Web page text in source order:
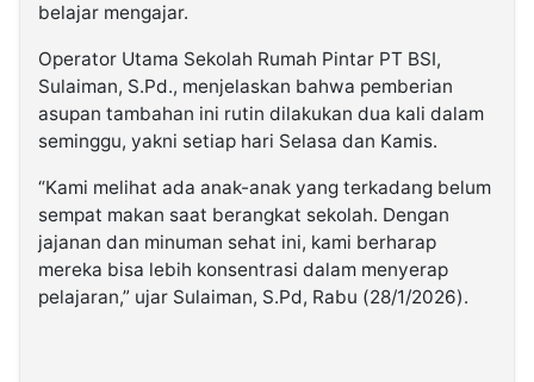
belajar mengajar.
Operator Utama Sekolah Rumah Pintar PT BSI,
Sulaiman, S.Pd., menjelaskan bahwa pemberian
asupan tambahan ini rutin dilakukan dua kali dalam
seminggu, yakni setiap hari Selasa dan Kamis.
“Kami melihat ada anak-anak yang terkadang belum
sempat makan saat berangkat sekolah. Dengan
jajanan dan minuman sehat ini, kami berharap
mereka bisa lebih konsentrasi dalam menyerap
pelajaran,” ujar Sulaiman, S.Pd, Rabu (28/1/2026).